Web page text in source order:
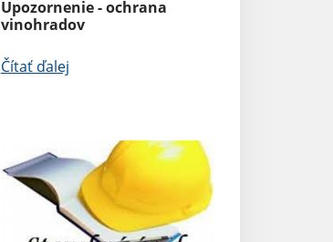
Upozornenie - ochrana
vinohradov
Čítať ďalej